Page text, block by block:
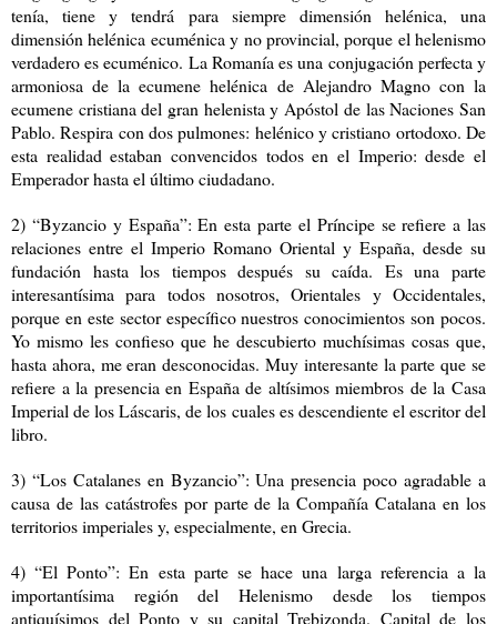
tenía, tiene y tendrá para siempre dimensión helénica, una
dimensión helénica ecuménica y no provincial, porque el helenismo
verdadero es ecuménico. La Romanía es una conjugación perfecta y
armoniosa de la ecumene helénica de Alejandro Magno con la
ecumene cristiana del gran helenista y Apóstol de las Naciones San
Pablo. Respira con dos pulmones: helénico y cristiano ortodoxo. De
esta realidad estaban convencidos todos en el Imperio: desde el
Emperador hasta el último ciudadano.
2) “Byzancio y España”: En esta parte el Príncipe se refiere a las
relaciones entre el Imperio Romano Oriental y España, desde su
fundación hasta los tiempos después su caída. Es una parte
interesantísima para todos nosotros, Orientales y Occidentales,
porque en este sector específico nuestros conocimientos son pocos.
Yo mismo les confieso que he descubierto muchísimas cosas que,
hasta ahora, me eran desconocidas. Muy interesante la parte que se
refiere a la presencia en España de altísimos miembros de la Casa
Imperial de los Láscaris, de los cuales es descendiente el escritor del
libro.
3) “Los Catalanes en Byzancio”: Una presencia poco agradable a
causa de las catástrofes por parte de la Compañía Catalana en los
territorios imperiales y, especialmente, en Grecia.
4) “El Ponto”: En esta parte se hace una larga referencia a la
importantísima región del Helenismo desde los tiempos
antiquísimos del Ponto y su capital Trebizonda. Capital de los